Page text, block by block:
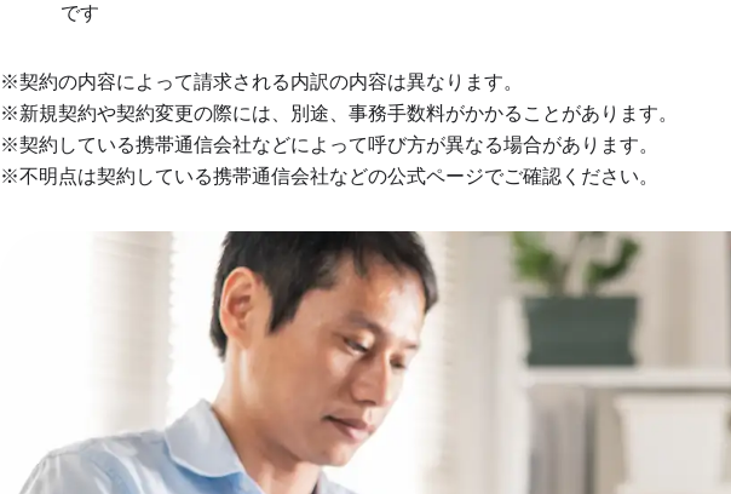
です
※契約の内容によって請求される内訳の内容は異なります。
※新規契約や契約変更の際には、別途、事務手数料がかかることがあります。
※契約している携帯通信会社などによって呼び方が異なる場合があります。
※不明点は契約している携帯通信会社などの公式ページでご確認ください。